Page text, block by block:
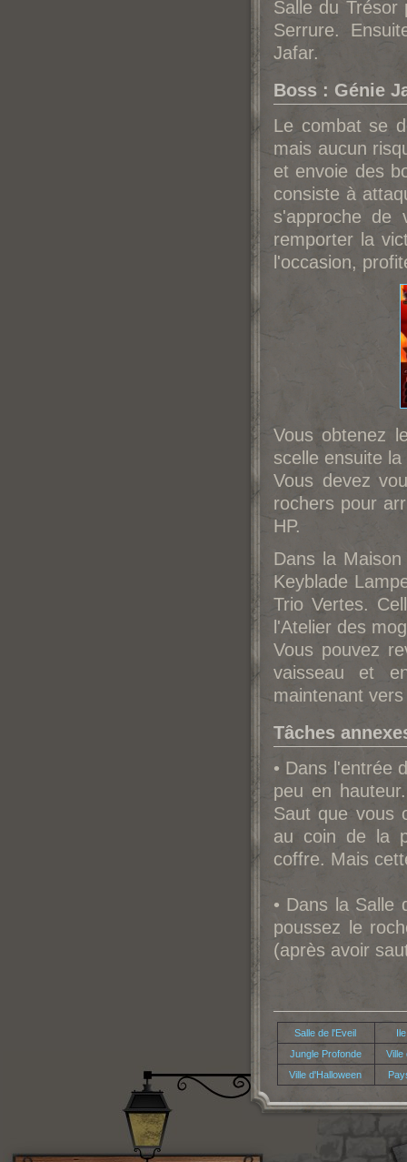
Salle du Trésor
Serrure.
Jafar.
Boss : Génie
Le combat se
mais aucun
et envoie des
consiste à
s'approche de
remporter la
l'occasion,
Vous obtenez
scelle ensuite
Vous devez
rochers pour
HP.
Dans la
Keyblade
Trio Vertes.
l'Atelier des
Vous pouvez
vaisseau et
maintenant
Tâches
• Dans l'entrée
peu en
Saut que vous
au coin de la
coffre. Mais
• Dans la Salle
poussez le
(après avoir
Salle de l'Eveil
Jungle Profonde
Ville d'Halloween